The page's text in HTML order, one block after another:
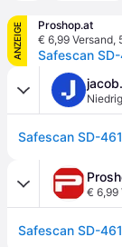
ANZEIGE
Proshop.at
€ 6,99 Versand,
Safescan
€ 6,99
Safescan SD-